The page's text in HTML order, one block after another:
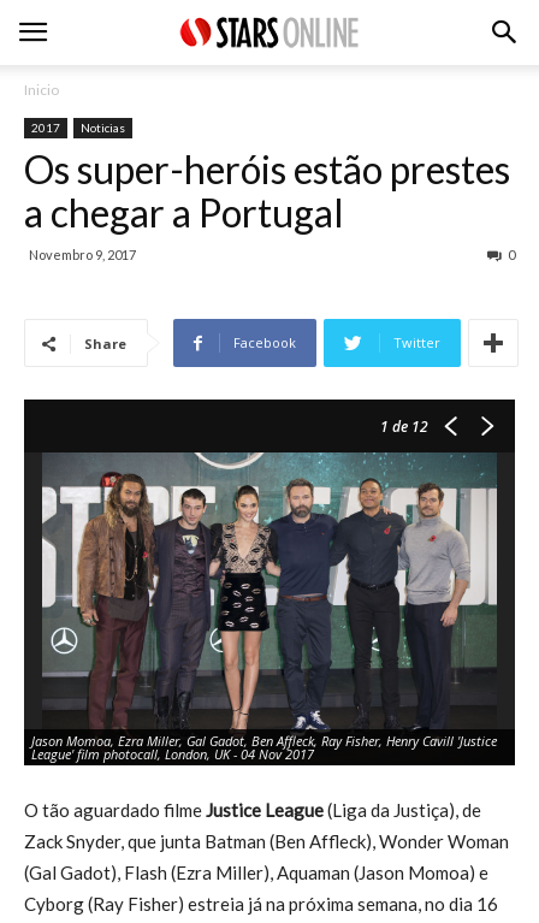
Inicio
2017 Noticias
Os super-heróis estão prestes
a chegar a Portugal
Novembro 9, 2017 0
Share Facebook Twitter
1 de 12
Jason Momoa, Ezra Miller, Gal Gadot, Ben Affleck, Ray Fisher, Henry Cavill 'Justice
League' film photocall, London, UK - 04 Nov 2017
O tão aguardado filmeJustice League(Liga da Justiça), de
Zack Snyder, que junta Batman (Ben Affleck), Wonder Woman
(Gal Gadot), Flash (Ezra Miller), Aquaman (Jason Momoa) e
Cyborg (Ray Fisher) estreia já na próxima semana, no dia 16